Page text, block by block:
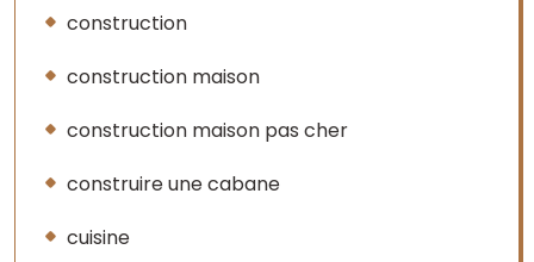
construction
construction maison
construction maison pas cher
construire une cabane
cuisine